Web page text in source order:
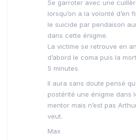
Se garroter avec une
lorsqu’on a la volonté d’en
le suicide par pendaison
dans cette énigme.
La victime se retrouve en
d’abord le coma puis la
5 minutes.
Il aura sans doute pensé
postérité une énigme dans
mentor mais n’est pas
veut.
Max